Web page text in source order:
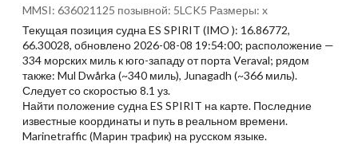
MMSI: 636021125 позывной: 5LCK5 Размеры: x
Текущая позиция судна ES SPIRIT (IMO ): 16.86772,
66.30028, обновлено 2026-08-08 19:54:00; расположение —
334 морских миль к юго-западу от порта Veraval; рядом
также: Mul Dwårka (~340 миль), Junagadh (~366 миль).
Следует со скоростью 8.1 уз.
Найти положение судна ES SPIRIT на карте. Последние
известные координаты и путь в реальном времени.
Marinetraffic (Марин трафик) на русском языке.